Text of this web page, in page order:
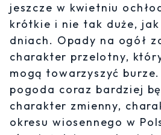
jeszcze w kwietniu
krótkie i nie tak duże, jak
dniach. Opady na ogół
charakter przelotny,
mogą towarzyszyć
pogoda coraz bardziej
charakter zmienny,
okresu wiosennego w